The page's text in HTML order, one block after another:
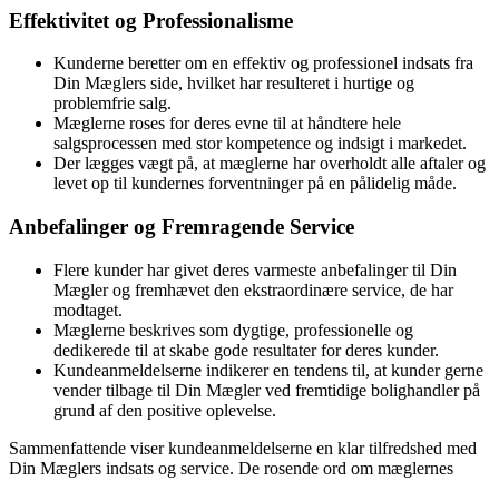
Effektivitet og Professionalisme
Kunderne beretter om en effektiv og professionel indsats fra
Din Mæglers side, hvilket har resulteret i hurtige og
problemfrie salg.
Mæglerne roses for deres evne til at håndtere hele
salgsprocessen med stor kompetence og indsigt i markedet.
Der lægges vægt på, at mæglerne har overholdt alle aftaler og
levet op til kundernes forventninger på en pålidelig måde.
Anbefalinger og Fremragende Service
Flere kunder har givet deres varmeste anbefalinger til Din
Mægler og fremhævet den ekstraordinære service, de har
modtaget.
Mæglerne beskrives som dygtige, professionelle og
dedikerede til at skabe gode resultater for deres kunder.
Kundeanmeldelserne indikerer en tendens til, at kunder gerne
vender tilbage til Din Mægler ved fremtidige bolighandler på
grund af den positive oplevelse.
Sammenfattende viser kundeanmeldelserne en klar tilfredshed med
Din Mæglers indsats og service. De rosende ord om mæglernes